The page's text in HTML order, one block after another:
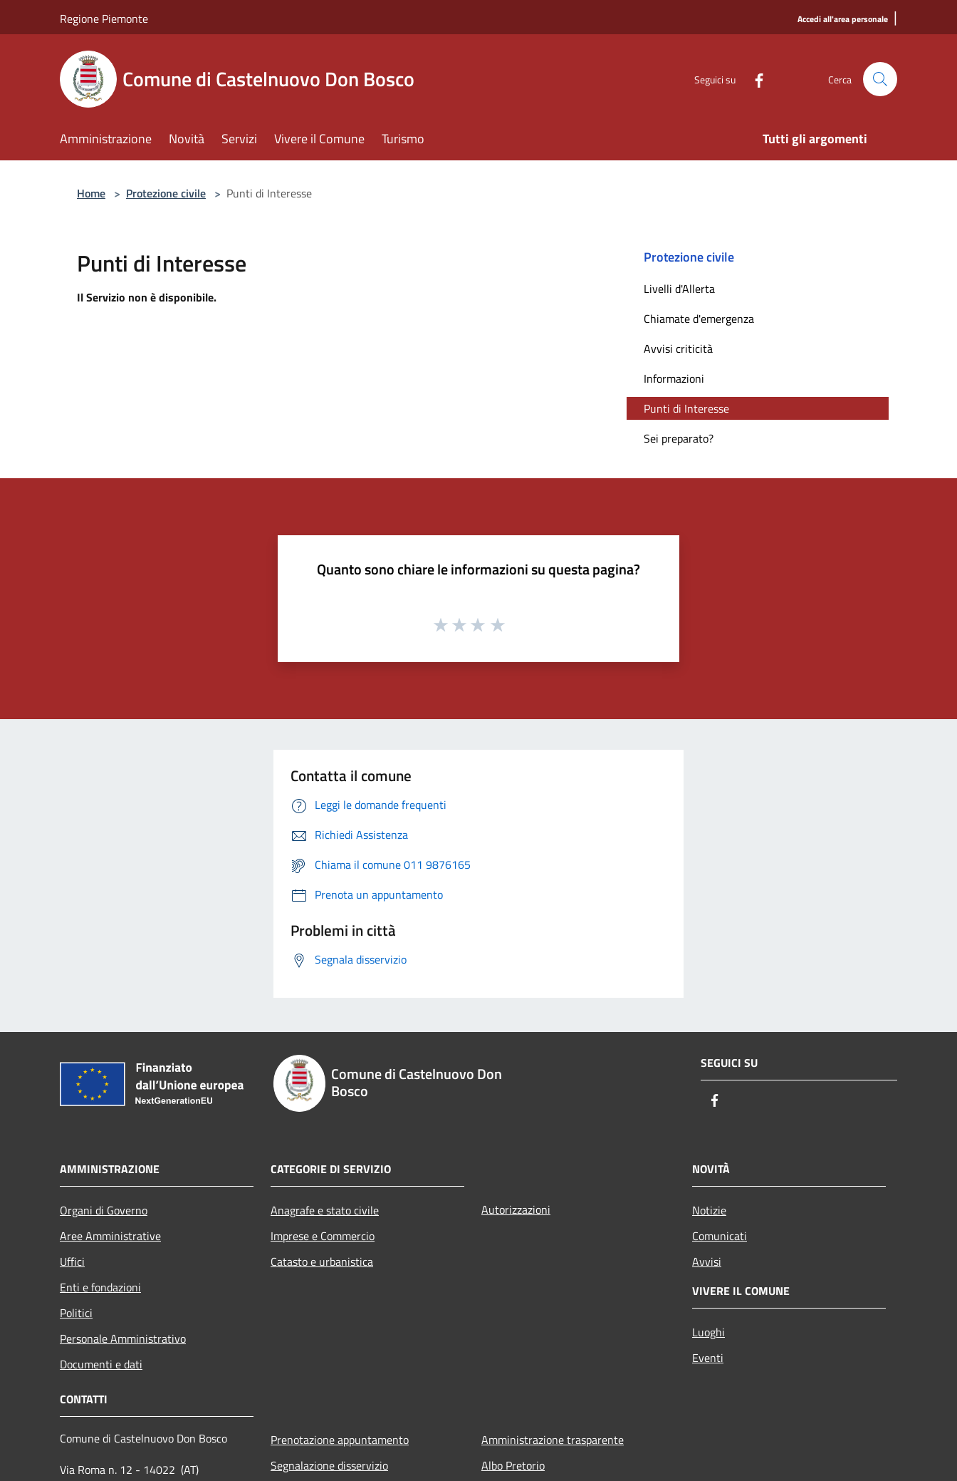
Regione Piemonte Accedi all'area personale |
Comune di Castelnuovo Don Bosco Seguici su Cerca
Amministrazione Novità Servizi Vivere il Comune Turismo Tutti gli argomenti
Home > Protezione civile > Punti di Interesse
Punti di Interesse
Il Servizio non è disponibile.
Protezione civile
Livelli d'Allerta
Chiamate d'emergenza
Avvisi criticità
Informazioni
Punti di Interesse
Sei preparato?
Quanto sono chiare le informazioni su questa pagina?
Contatta il comune
Leggi le domande frequenti
Richiedi Assistenza
Chiama il comune 011 9876165
Prenota un appuntamento
Problemi in città
Segnala disservizio
Comune di Castelnuovo Don
Bosco
SEGUICI SU
AMMINISTRAZIONE
Organi di Governo
Aree Amministrative
Uffici
Enti e fondazioni
Politici
Personale Amministrativo
Documenti e dati
CATEGORIE DI SERVIZIO
Anagrafe e stato civile
Imprese e Commercio
Catasto e urbanistica
Autorizzazioni
NOVITÀ
Notizie
Comunicati
Avvisi
VIVERE IL COMUNE
Luoghi
Eventi
CONTATTI
Comune di Castelnuovo Don Bosco
Via Roma n. 12 - 14022 (AT)
Prenotazione appuntamento
Segnalazione disservizio
Amministrazione trasparente
Albo Pretorio